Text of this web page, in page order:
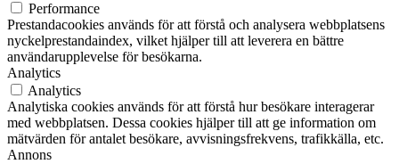
Performance
Prestandacookies används för att förstå och analysera webbplatsens
nyckelprestandaindex, vilket hjälper till att leverera en bättre
användarupplevelse för besökarna.
Analytics
Analytics
Analytiska cookies används för att förstå hur besökare interagerar
med webbplatsen. Dessa cookies hjälper till att ge information om
mätvärden för antalet besökare, avvisningsfrekvens, trafikkälla, etc.
Annons